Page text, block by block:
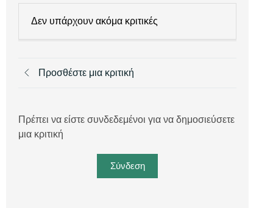
Δεν υπάρχουν ακόμα κριτικές
Προσθέστε μια κριτική
Πρέπει να είστε συνδεδεμένοι για να δημοσιεύσετε
μια κριτική
Σύνδεση